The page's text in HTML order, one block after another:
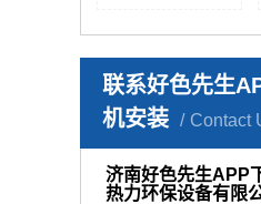
联系好色先生
机安装
Contact
济南好色先生APP
热力环保设备有限